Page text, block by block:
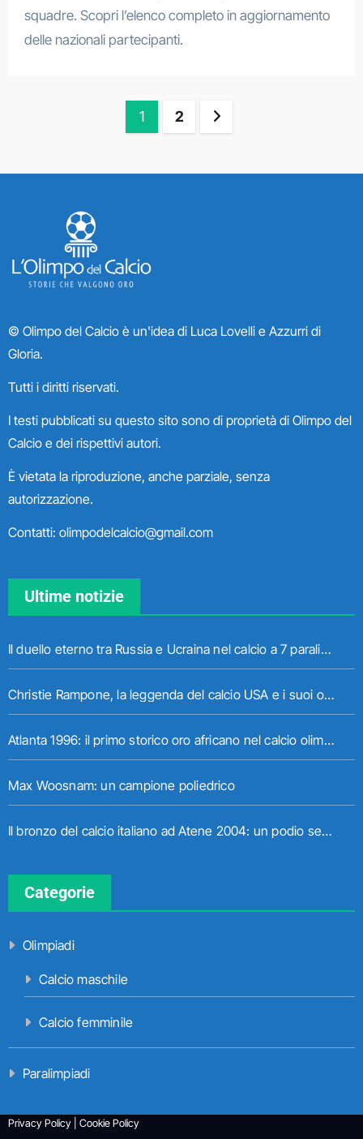
squadre. Scopri l’elenco completo in aggiornamento
delle nazionali partecipanti.
Paginazione
articoli
1 2
© Olimpo del Calcio è un'idea di Luca Lovelli e Azzurri di
Gloria.
Tutti i diritti riservati.
I testi pubblicati su questo sito sono di proprietà di Olimpo del
Calcio e dei rispettivi autori.
È vietata la riproduzione, anche parziale, senza
autorizzazione.
Contatti: olimpodelcalcio@gmail.com
Ultime notizie
Il duello eterno tra Russia e Ucraina nel calcio a 7 paralimpico
Christie Rampone, la leggenda del calcio USA e i suoi ori olimpici
Atlanta 1996: il primo storico oro africano nel calcio olimpico
Max Woosnam: un campione poliedrico
Il bronzo del calcio italiano ad Atene 2004: un podio senza gioia
Categorie
Olimpiadi
Calcio maschile
Calcio femminile
Paralimpiadi
Privacy Policy| Cookie Policy